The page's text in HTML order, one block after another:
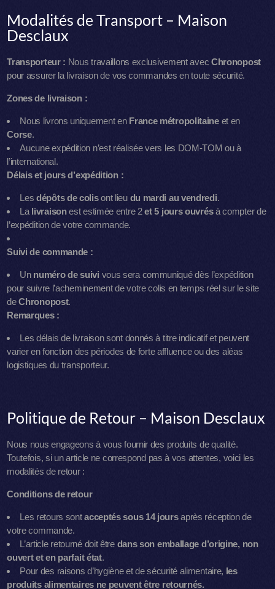
Modalités de Transport – Maison
Desclaux
Transporteur : Nous travaillons exclusivement avec Chronopost
pour assurer la livraison de vos commandes en toute sécurité.
Zones de livraison :
Nous livrons uniquement en France métropolitaineet en
Corse.
Aucune expédition n’est réalisée vers les DOM-TOM ou à
l’international.
Délais et jours d’expédition :
Lesdépôts de colisont lieu du mardi au vendredi.
La livraisonest estimée entre 2et 5 jours ouvrésà compter de
l’expédition de votre commande.
Suivi de commande :
Un numéro de suivi vous sera communiqué dès l’expédition
pour suivre l’acheminement de votre colis en temps réel sur le site
deChronopost.
Remarques :
Les délais de livraison sont donnés à titre indicatif et peuvent
varier en fonction des périodes de forte affluence ou des aléas
logistiques du transporteur.
Politique de Retour – Maison Desclaux
Nous nous engageons à vous fournir des produits de qualité.
Toutefois, si un article ne correspond pas à vos attentes, voici les
modalités de retour :
Conditions de retour
Les retours sontacceptés sous 14 joursaprès réception de
votre commande.
L’article retourné doit être dans son emballage d’origine, non
ouvert et en parfait état.
Pour des raisons d’hygiène et de sécurité alimentaire, les
produits alimentaires ne peuvent être retournés.